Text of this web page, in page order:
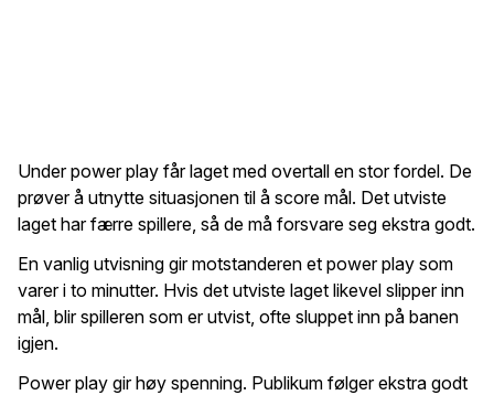
Under power play får laget med overtall en stor fordel. De
prøver å utnytte situasjonen til å score mål. Det utviste
laget har færre spillere, så de må forsvare seg ekstra godt.
En vanlig utvisning gir motstanderen et power play som
varer i to minutter. Hvis det utviste laget likevel slipper inn
mål, blir spilleren som er utvist, ofte sluppet inn på banen
igjen.
Power play gir høy spenning. Publikum følger ekstra godt